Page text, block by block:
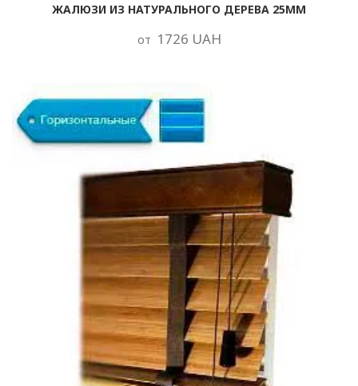
ЖАЛЮЗИ ИЗ НАТУРАЛЬНОГО ДЕРЕВА 25ММ
от 1726 UAH